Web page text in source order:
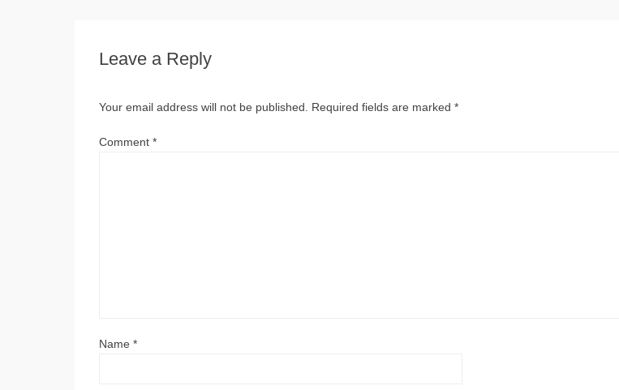
Leave a Reply
Your email address will not be published. Required fields are marked *
Comment *
Name *